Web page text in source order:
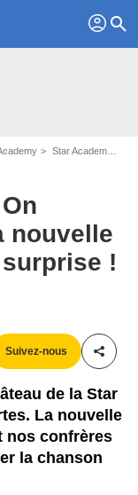
profil search
Star Academy 2024 : On connaît l'hymne de la nouvelle saison... et c'est une surprise !
nouvelle
!
Suivez-nous
de la Star
La nouvelle
nos confrères
la chanson
/ TF1